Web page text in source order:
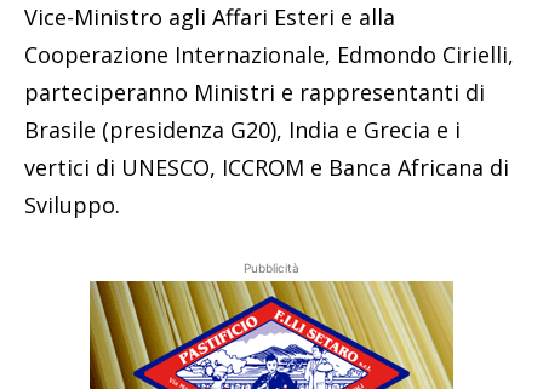
Vice-Ministro agli Affari Esteri e alla
Cooperazione Internazionale, Edmondo Cirielli,
parteciperanno Ministri e rappresentanti di
Brasile (presidenza G20), India e Grecia e i
vertici di UNESCO, ICCROM e Banca Africana di
Sviluppo.
Pubblicità